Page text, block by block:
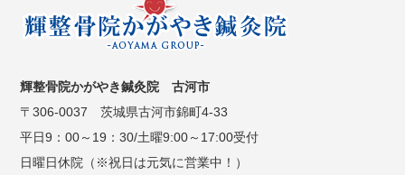
輝整骨院かがやき鍼灸院 古河市
〒306-0037 茨城県古河市錦町4-33
平日9：00～19：30/土曜9:00～17:00受付
日曜日休院（※祝日は元気に営業中！）